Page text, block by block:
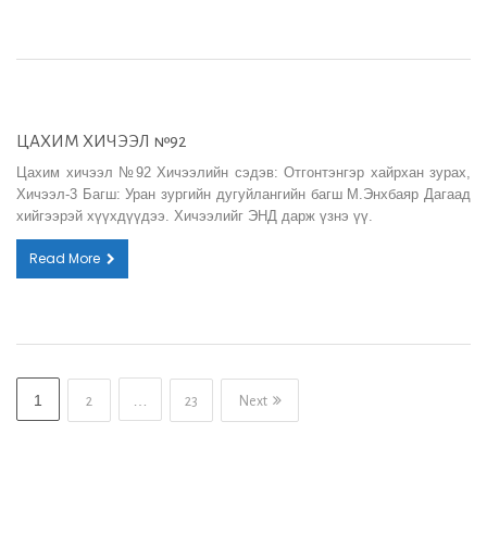
ЦАХИМ ХИЧЭЭЛ №92
Цахим хичээл №92 Хичээлийн сэдэв: Отгонтэнгэр хайрхан зурах,
Хичээл-3 Багш: Уран зургийн дугуйлангийн багш М.Энхбаяр Дагаад
хийгээрэй хүүхдүүдээ. Хичээлийг ЭНД дарж үзнэ үү.
Read More
1 2 23 Next